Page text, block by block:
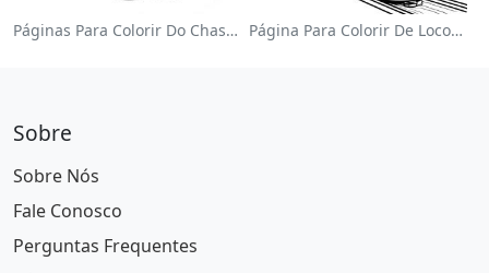
Páginas Para Colorir Do Chase Da Patrulha Canina Página Para Colorir De Locomotiva Colorida
Sobre
Sobre Nós
Fale Conosco
Perguntas Frequentes